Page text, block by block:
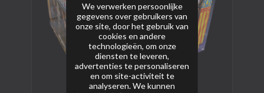
We verwerken persoonlijke
gegevens over gebruikers van
onze site, door het gebruik van
cookies en andere
technologieën, om onze
diensten te leveren,
advertenties te personaliseren
en om site-activiteit te
analyseren. We kunnen